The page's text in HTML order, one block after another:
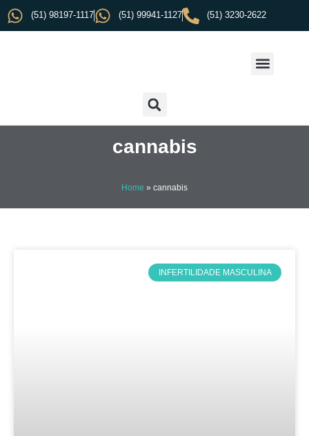
(51) 98197-1117 (51) 99941-1127 (51) 3230-2622
cannabis
Home » cannabis
INFERTILIDADE MASCULINA